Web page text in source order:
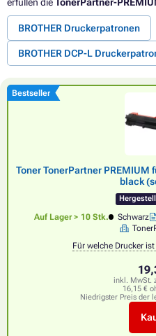
BROTHER Druckerpatronen
BROTHER DCP-L
Bestseller
Toner TonerPartner PREMIUM
black
Auf Lager > 10 Stk. Schwarz
Für welche Drucker
inkl. MwSt.
16,15 €
Niedrigster Preis der